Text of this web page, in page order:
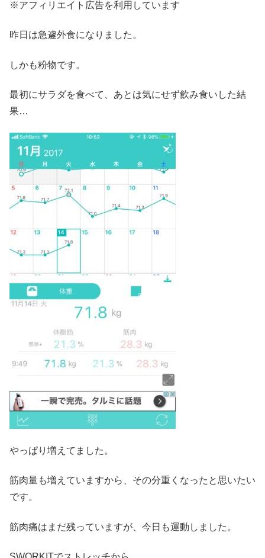
※アフィリエイト広告を利用しています
昨日は急遽外食になりました。
しかも粉物です。
最初にサラダを食べて、あとは気にせず飲み食いした結
果…
やっぱり増えてました。
筋肉量も増えていますから、その分重くなったと思いたい
です。
筋肉痛はまだ残っていますが、今日も運動しました。